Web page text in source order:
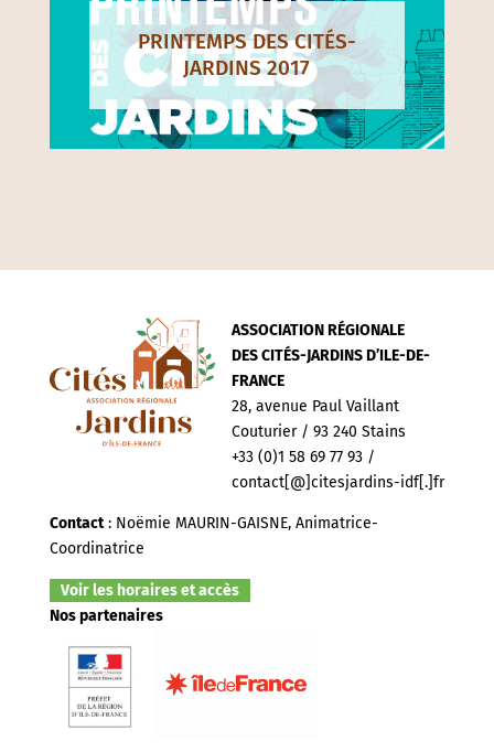
PRINTEMPS DES CITÉS-
JARDINS 2017
ASSOCIATION RÉGIONALE
DES CITÉS-JARDINS D’ILE-DE-
FRANCE
28, avenue Paul Vaillant
Couturier / 93 240 Stains
+33 (0)1 58 69 77 93 /
contact[@]citesjardins-idf[.]fr
Contact: Noëmie MAURIN-GAISNE, Animatrice-
Coordinatrice
Voir les horaires et accès
Nos partenaires